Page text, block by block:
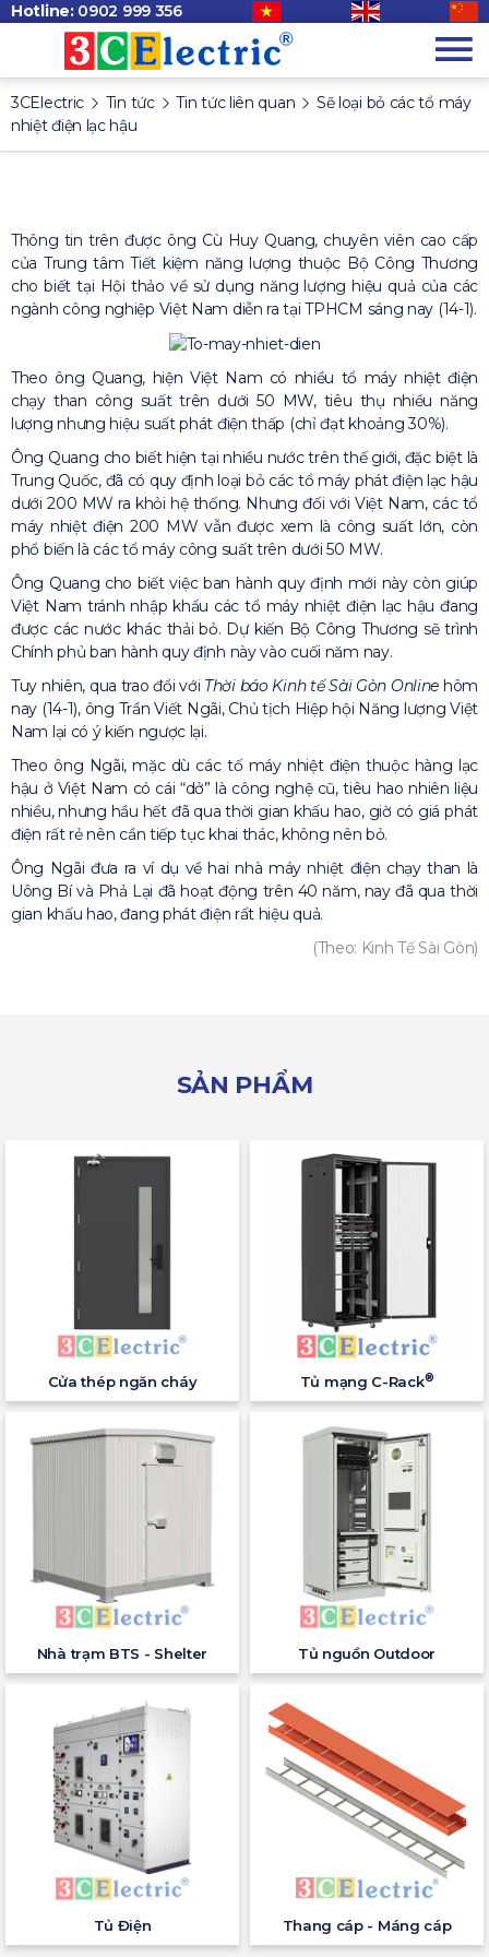
Hotline: 0902 999 356
3CElectric Tin tức Tin tức liên quan
Sẽ loại bỏ các tổ máy
nhiệt điện lạc hậu
Thông tin trên được ông Cù Huy Quang, chuyên viên cao cấp
của Trung tâm Tiết kiệm năng lượng thuộc Bộ Công Thương
cho biết tại Hội thảo về sử dụng năng lượng hiệu quả của các
ngành công nghiệp Việt Nam diễn ra tại TPHCM sáng nay (14-1).
Theo ông Quang, hiện Việt Nam có nhiều tổ máy nhiệt điện
chạy than công suất trên dưới 50 MW, tiêu thụ nhiều năng
lượng nhưng hiệu suất phát điện thấp (chỉ đạt khoảng 30%).
Ông Quang cho biết hiện tại nhiều nước trên thế giới, đặc biệt là
Trung Quốc, đã có quy định loại bỏ các tổ máy phát điện lạc hậu
dưới 200 MW ra khỏi hệ thống. Nhưng đối với Việt Nam, các tổ
máy nhiệt điện 200 MW vẫn được xem là công suất lớn, còn
phổ biến là các tổ máy công suất trên dưới 50 MW.
Ông Quang cho biết việc ban hành quy định mới này còn giúp
Việt Nam tránh nhập khẩu các tổ máy nhiệt điện lạc hậu đang
được các nước khác thải bỏ. Dự kiến Bộ Công Thương sẽ trình
Chính phủ ban hành quy định này vào cuối năm nay.
Tuy nhiên, qua trao đổi với Thời báo Kinh tế Sài Gòn Online hôm
nay (14-1), ông Trần Viết Ngãi, Chủ tịch Hiệp hội Năng lượng Việt
Nam lại có ý kiến ngược lại.
Theo ông Ngãi, mặc dù các tố máy nhiệt điện thuộc hàng lạc
hậu ở Việt Nam có cái “dở” là công nghệ cũ, tiêu hao nhiên liệu
nhiều, nhưng hầu hết đã qua thời gian khấu hao, giờ có giá phát
điện rất rẻ nên cần tiếp tục khai thác, không nên bỏ.
Ông Ngãi đưa ra ví dụ về hai nhà máy nhiệt điện chạy than là
Uông Bí và Phả Lại đã hoạt động trên 40 năm, nay đã qua thời
gian khấu hao, đang phát điện rất hiệu quả.
(Theo: Kinh Tế Sài Gòn)
SẢN PHẨM
Cửa thép ngăn cháy Tủ mạng C-Rack®
Nhà trạm BTS - Shelter Tủ nguồn Outdoor
Tủ Điện Thang cáp - Máng cáp